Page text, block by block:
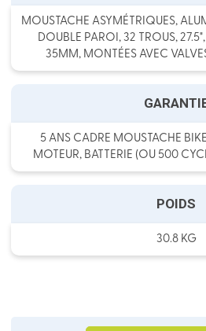
MOUSTACHE ASYMÉTRIQUES,
DOUBLE PAROI, 32 TROUS,
35MM, MONTÉES AVEC
5 ANS CADRE MOUSTACHE
MOTEUR, BATTERIE (OU 500
POIDS
30.8 KG